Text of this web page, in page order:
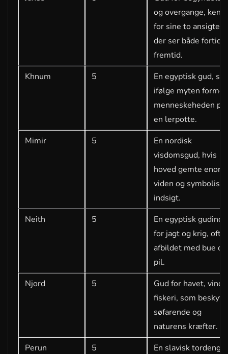
og overgange, kendt
for sine to ansigter,
der ser både fortid
fremtid.
Khnum
5
En egyptisk gud,
ifølge myten
menneskeheden på
en lerpotte.
Mimir
5
En nordisk
visdomsgud, hvis
hoved gemte enorm
viden og
indsigt.
Neith
5
En egyptisk gudinde
for jagt og krig, ofte
afbildet med bue og
pil.
Njord
5
Gud for havet, vind
fiskeri, som
søfarende og
naturens kræfter.
Perun
5
En slavisk